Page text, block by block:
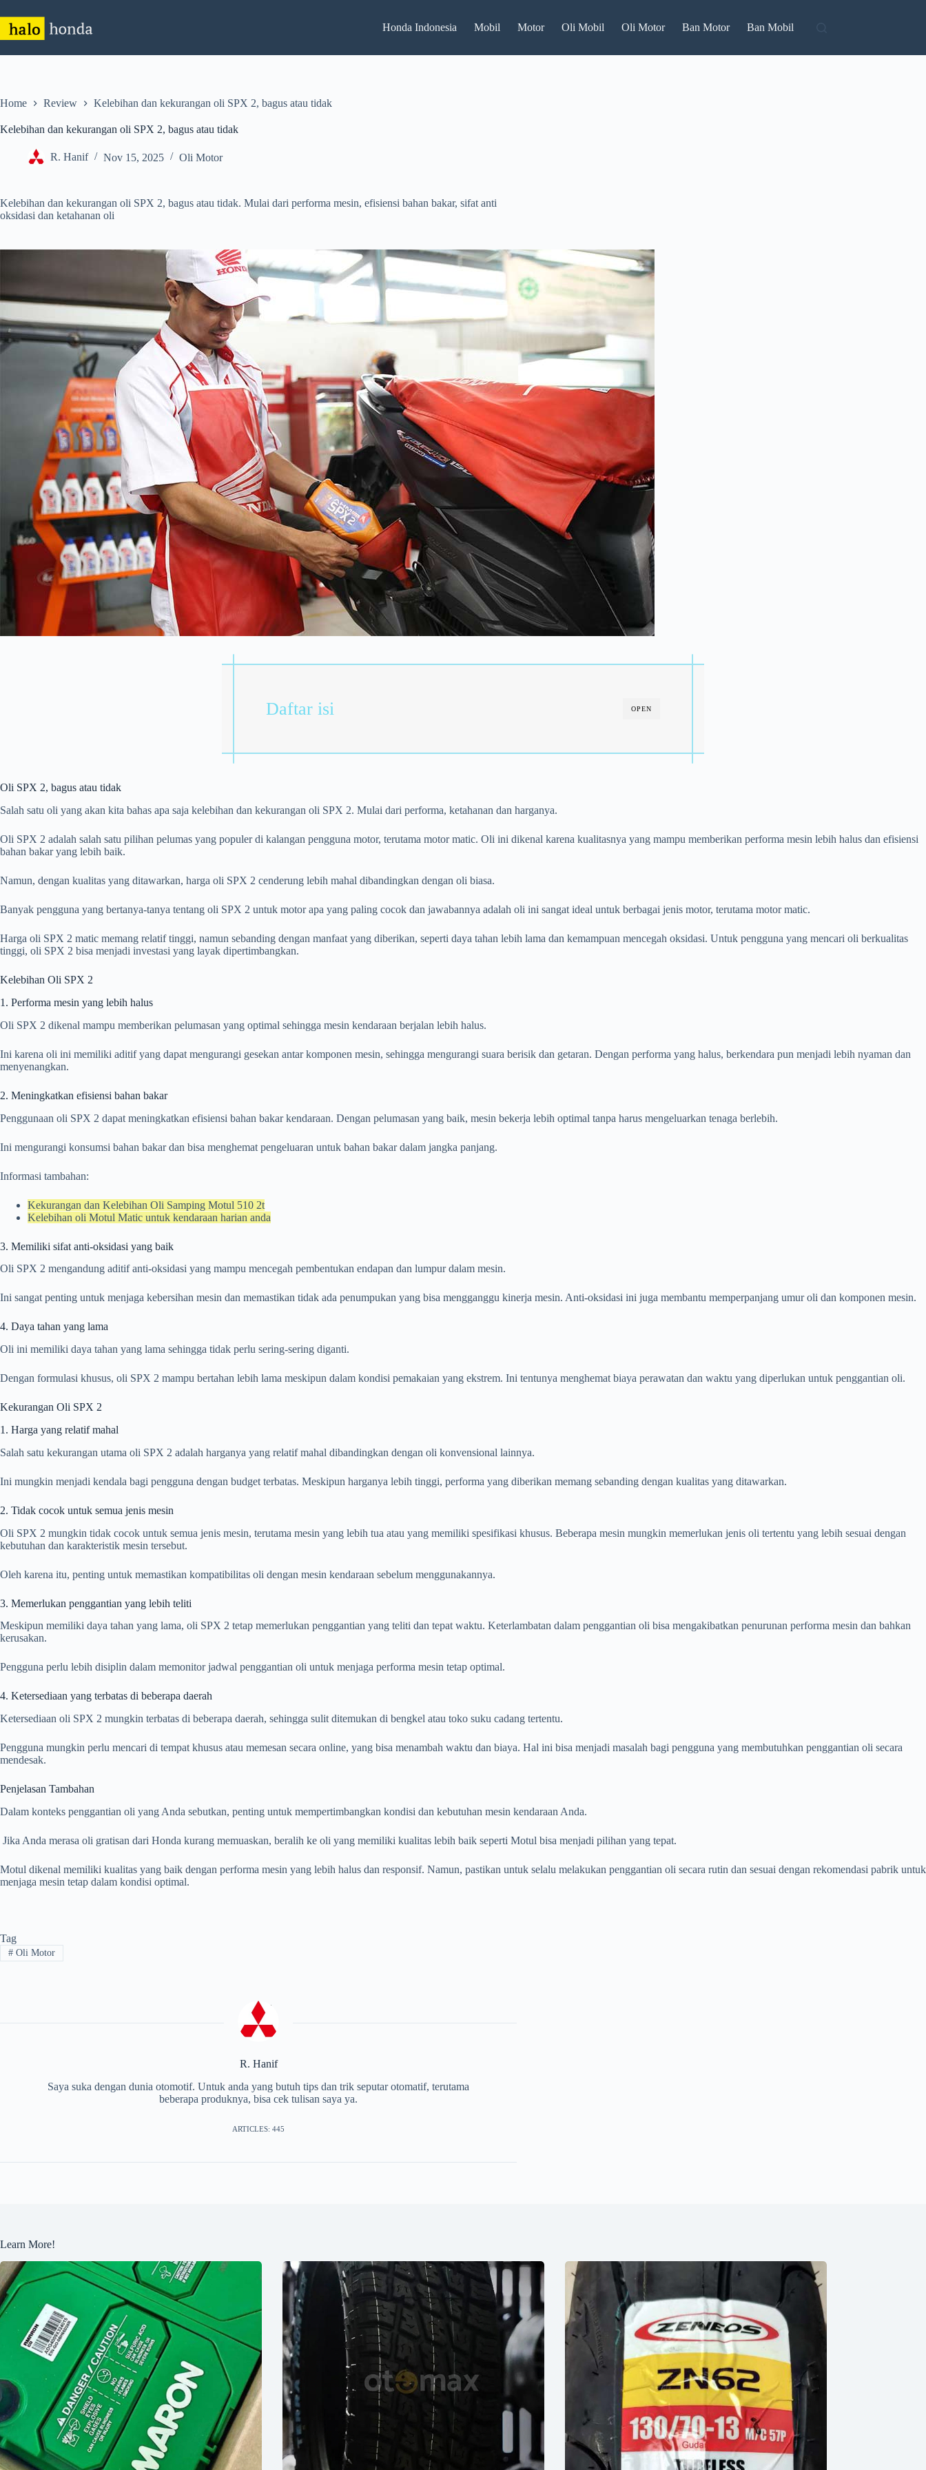
to
content
Honda Indonesia Mobil Motor Oli Mobil Oli Motor Ban Motor Ban Mobil
Home Review Kelebihan dan kekurangan oli SPX 2, bagus atau tidak
Kelebihan dan kekurangan oli SPX 2, bagus atau tidak
R. Hanif Nov 15, 2025 Oli Motor
Kelebihan dan kekurangan oli SPX 2, bagus atau tidak. Mulai dari performa mesin, efisiensi bahan bakar, sifat anti
oksidasi dan ketahanan oli
OPEN
Daftar isi
Oli SPX 2, bagus atau tidak
Salah satu oli yang akan kita bahas apa saja kelebihan dan kekurangan oli SPX 2. Mulai dari performa, ketahanan dan harganya.
Oli SPX 2 adalah salah satu pilihan pelumas yang populer di kalangan pengguna motor, terutama motor matic. Oli ini dikenal karena kualitasnya yang mampu memberikan performa mesin lebih halus dan efisiensi
bahan bakar yang lebih baik.
Namun, dengan kualitas yang ditawarkan, harga oli SPX 2 cenderung lebih mahal dibandingkan dengan oli biasa.
Banyak pengguna yang bertanya-tanya tentang oli SPX 2 untuk motor apa yang paling cocok dan jawabannya adalah oli ini sangat ideal untuk berbagai jenis motor, terutama motor matic.
Harga oli SPX 2 matic memang relatif tinggi, namun sebanding dengan manfaat yang diberikan, seperti daya tahan lebih lama dan kemampuan mencegah oksidasi. Untuk pengguna yang mencari oli berkualitas
tinggi, oli SPX 2 bisa menjadi investasi yang layak dipertimbangkan.
Kelebihan Oli SPX 2
1. Performa mesin yang lebih halus
Oli SPX 2 dikenal mampu memberikan pelumasan yang optimal sehingga mesin kendaraan berjalan lebih halus.
Ini karena oli ini memiliki aditif yang dapat mengurangi gesekan antar komponen mesin, sehingga mengurangi suara berisik dan getaran. Dengan performa yang halus, berkendara pun menjadi lebih nyaman dan
menyenangkan.
2. Meningkatkan efisiensi bahan bakar
Penggunaan oli SPX 2 dapat meningkatkan efisiensi bahan bakar kendaraan. Dengan pelumasan yang baik, mesin bekerja lebih optimal tanpa harus mengeluarkan tenaga berlebih.
Ini mengurangi konsumsi bahan bakar dan bisa menghemat pengeluaran untuk bahan bakar dalam jangka panjang.
Informasi tambahan:
Kekurangan dan Kelebihan Oli Samping Motul 510 2t
Kelebihan oli Motul Matic untuk kendaraan harian anda
3. Memiliki sifat anti-oksidasi yang baik
Oli SPX 2 mengandung aditif anti-oksidasi yang mampu mencegah pembentukan endapan dan lumpur dalam mesin.
Ini sangat penting untuk menjaga kebersihan mesin dan memastikan tidak ada penumpukan yang bisa mengganggu kinerja mesin. Anti-oksidasi ini juga membantu memperpanjang umur oli dan komponen mesin.
4. Daya tahan yang lama
Oli ini memiliki daya tahan yang lama sehingga tidak perlu sering-sering diganti.
Dengan formulasi khusus, oli SPX 2 mampu bertahan lebih lama meskipun dalam kondisi pemakaian yang ekstrem. Ini tentunya menghemat biaya perawatan dan waktu yang diperlukan untuk penggantian oli.
Kekurangan Oli SPX 2
1. Harga yang relatif mahal
Salah satu kekurangan utama oli SPX 2 adalah harganya yang relatif mahal dibandingkan dengan oli konvensional lainnya.
Ini mungkin menjadi kendala bagi pengguna dengan budget terbatas. Meskipun harganya lebih tinggi, performa yang diberikan memang sebanding dengan kualitas yang ditawarkan.
2. Tidak cocok untuk semua jenis mesin
Oli SPX 2 mungkin tidak cocok untuk semua jenis mesin, terutama mesin yang lebih tua atau yang memiliki spesifikasi khusus. Beberapa mesin mungkin memerlukan jenis oli tertentu yang lebih sesuai dengan
kebutuhan dan karakteristik mesin tersebut.
Oleh karena itu, penting untuk memastikan kompatibilitas oli dengan mesin kendaraan sebelum menggunakannya.
3. Memerlukan penggantian yang lebih teliti
Meskipun memiliki daya tahan yang lama, oli SPX 2 tetap memerlukan penggantian yang teliti dan tepat waktu. Keterlambatan dalam penggantian oli bisa mengakibatkan penurunan performa mesin dan bahkan
kerusakan.
Pengguna perlu lebih disiplin dalam memonitor jadwal penggantian oli untuk menjaga performa mesin tetap optimal.
4. Ketersediaan yang terbatas di beberapa daerah
Ketersediaan oli SPX 2 mungkin terbatas di beberapa daerah, sehingga sulit ditemukan di bengkel atau toko suku cadang tertentu.
Pengguna mungkin perlu mencari di tempat khusus atau memesan secara online, yang bisa menambah waktu dan biaya. Hal ini bisa menjadi masalah bagi pengguna yang membutuhkan penggantian oli secara
mendesak.
Penjelasan Tambahan
Dalam konteks penggantian oli yang Anda sebutkan, penting untuk mempertimbangkan kondisi dan kebutuhan mesin kendaraan Anda.
Jika Anda merasa oli gratisan dari Honda kurang memuaskan, beralih ke oli yang memiliki kualitas lebih baik seperti Motul bisa menjadi pilihan yang tepat.
Motul dikenal memiliki kualitas yang baik dengan performa mesin yang lebih halus dan responsif. Namun, pastikan untuk selalu melakukan penggantian oli secara rutin dan sesuai dengan rekomendasi pabrik untuk
menjaga mesin tetap dalam kondisi optimal.
Tag
#Oli Motor
R. Hanif
Saya suka dengan dunia otomotif. Untuk anda yang butuh tips dan trik seputar otomatif, terutama
beberapa produknya, bisa cek tulisan saya ya.
ARTICLES: 445
Learn More!